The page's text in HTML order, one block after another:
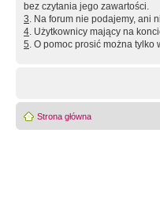
bez czytania jego zawartości.
3. Na forum nie podajemy, ani
4. Użytkownicy mający na
5. O pomoc prosić można
Strona główna